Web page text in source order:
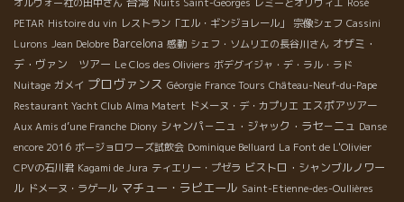
オルヴォー社の田中さん
Nuits Saint-Georges レミーとオリヴィエ Rosé
PETAR Histoire du vin レストラン「エル・ギンジョレール」 宗像シェフ Cassini
Lurons Jean Delobre Barcelona 感動 シェフ・ソムリエの長谷川さん オザミ・
デ・ヴァン ツアー Le Clos des Oliviers ボデグイジャ・デ・ラル・ラド
Nuitage ガメイ プロヴァンス Géorgie France Tours Château-Neuf-du-Pape
Restaurant Yacht Club Alma Matert ドメーヌ・デ・カプリエ エスポアツアー
Aux Amis d’une Franche Diony シャンパ－ニュ・ジャック・ラセ－ニュ Danse
encore 2016 ボージョロワーズ試飲会 Dominique Belluard La Font de L'Olivier
CPVの石川君 Kagami de Jura ティエリー・プゼラ ビストロ・シャンブルノワー
ル ドメーヌ・ラゲール マチュー・ラピエール Saint-Etienne-des-Oullières